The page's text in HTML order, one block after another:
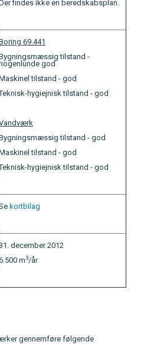
findes ikke en beredskabsplan.
69.441
tilstand -
god
tilstand - god
hygiejnisk tilstand - god
tilstand - god
tilstand - god
hygiejnisk tilstand - god
kortbilag
december 2012
m3/år
gennemføre følgende